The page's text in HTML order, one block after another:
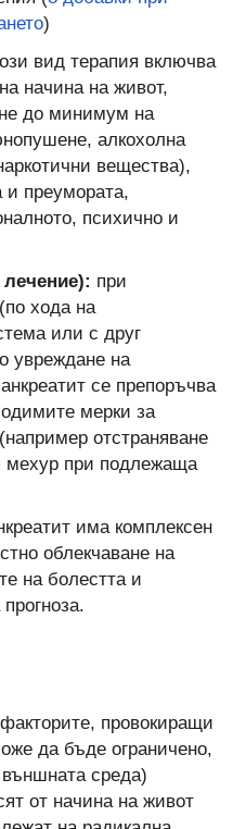
)
вид терапия включва
начина на живот,
до минимум на
алкохолна
вещества),
и преумората,
психично и
при
хода на
или с друг
увреждане на
се препоръчва
мерки за
отстраняване
мехур при подлежаща
има комплексен
облекчаване на
на болестта и
провокиращи
да бъде ограничено,
външната среда)
от начина на живот